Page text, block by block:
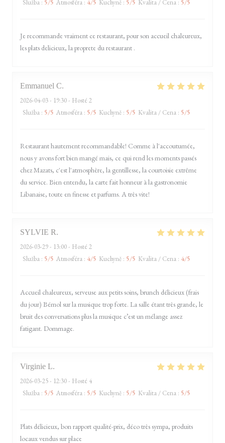
Služba : 5/5 Atmosféra : 4/5 Kuchyně : 5/5 Kvalita / Cena : 5/5
Je recommande vraiment ce restaurant, pour son accueil chaleureux,
les plats delicieux, la proprete du restaurant .
Emmanuel C
2026-04-03- 19:30 - Hosté 2
Služba : 5/5 Atmosféra : 5/5 Kuchyně : 5/5 Kvalita / Cena : 5/5
Restaurant hautement recommandable! Comme à l'accoutumée,
nous y avons fort bien mangé mais, ce qui rend les moments passés
chez Mazats, c'est l'atmosphère, la gentillesse, la courtoisie extrême
du service. Bien entendu, la carte fait honneur à la gastronomie
Libanaise, toute en finesse et parfums. A très vite!
SYLVIE R
2026-03-29- 13:00 - Hosté 2
Služba : 5/5 Atmosféra : 4/5 Kuchyně : 5/5 Kvalita / Cena : 4/5
Accueil chaleureux, serveuse aux petits soins, brunch délicieux (frais
du jour) Bémol sur la musique trop forte. La salle étant très grande, le
bruit des conversations plus la musique c’est un mélange assez
fatigant. Dommage.
Virginie L
2026-03-25- 12:30 - Hosté 4
Služba : 5/5 Atmosféra : 5/5 Kuchyně : 5/5 Kvalita / Cena : 5/5
Plats délicieux, bon rapport qualité-prix, déco très sympa, produits
locaux vendus sur place